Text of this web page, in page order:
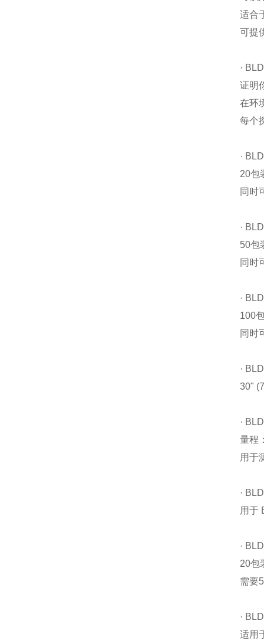
适合
可提
·
证明
在环
每个
·
20包
同时
·
50包
同时
·
100
同时
·
30"
·
量程
用于
·
用于
·
20包
需要
·
适用